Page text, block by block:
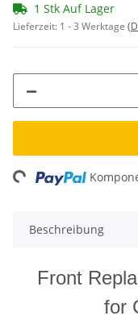
1 Stk Auf Lager
Lieferzeit: 1 - 3 Werktage
Beschreibung
Front
for